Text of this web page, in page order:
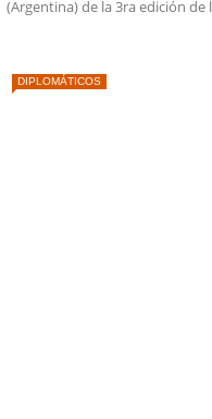
(Argentina) de la 3ra edición de
DIPLOMÁTICOS